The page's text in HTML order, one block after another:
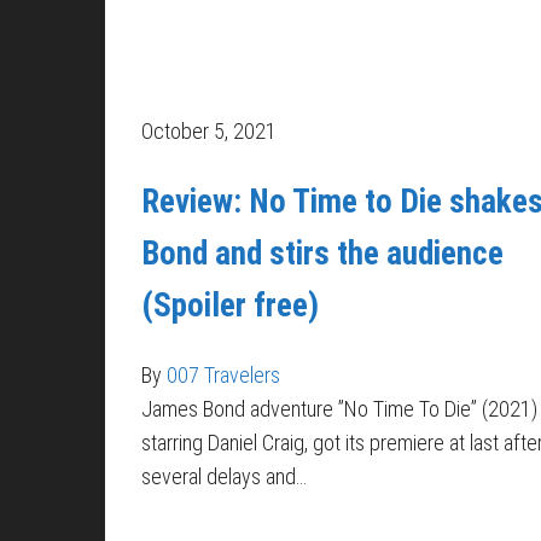
October 5, 2021
Review: No Time to Die
Bond and stirs the audience
(Spoiler free)
By 007 Travelers
James Bond adventure ”No Time To Die” (2021)
starring Daniel Craig, got its premiere at last
several delays and…